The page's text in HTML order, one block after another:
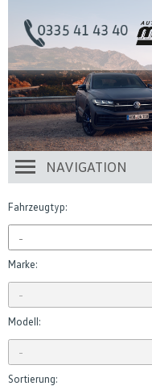
NAVIGATION
Fahrzeugtyp:
Marke:
Modell:
Sortierung: